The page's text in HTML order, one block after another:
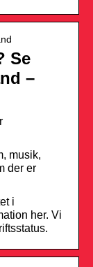
Se
–
musik,
der er
i
her. Vi